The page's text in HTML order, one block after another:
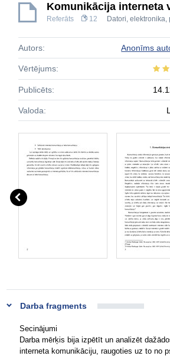
Komunikācija interneta
Referāts 12 Datori,
Autors: Anonīms
Vērtējums:
Publicēts:
Valoda:
Darba fragments
Secinājumi
Darba mērķis bija izpētīt un analizēt
interneta komunikāciju, raugoties uz to no